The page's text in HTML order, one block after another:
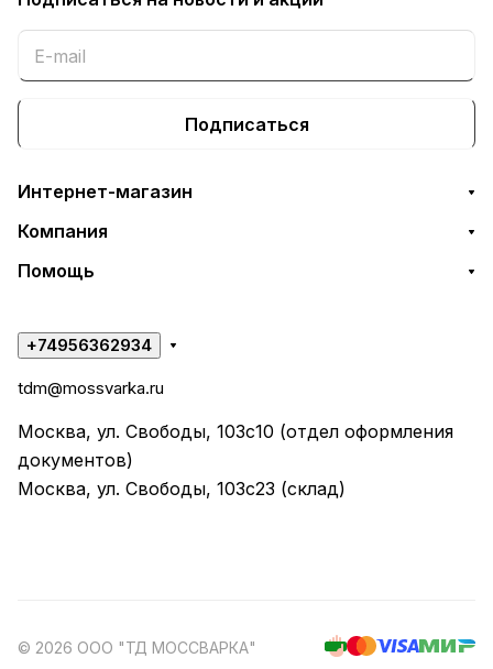
Подписаться
Интернет-магазин
Компания
Помощь
+74956362934
tdm@mossvarka.ru
Москва, ул. Свободы, 103с10 (отдел оформления
документов)
Москва, ул. Свободы, 103с23 (склад)
© 2026 ООО "ТД МОССВАРКА"